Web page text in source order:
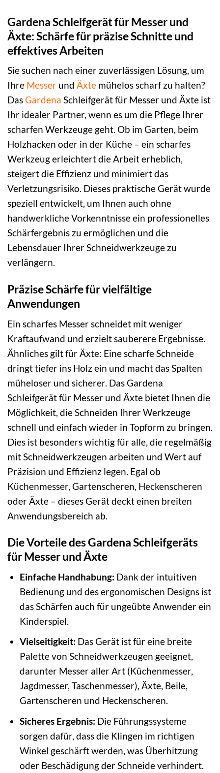
Gardena Schleifgerät für Messer und
Äxte: Schärfe für präzise Schnitte und
effektives Arbeiten
Sie suchen nach einer zuverlässigen Lösung, um
Ihre Messer und Äxte mühelos scharf zu halten?
DasGardena Schleifgerät für Messer und Äxte ist
Ihr idealer Partner, wenn es um die Pflege Ihrer
scharfen Werkzeuge geht. Ob im Garten, beim
Holzhacken oder in der Küche – ein scharfes
Werkzeug erleichtert die Arbeit erheblich,
steigert die Effizienz und minimiert das
Verletzungsrisiko. Dieses praktische Gerät wurde
speziell entwickelt, um Ihnen auch ohne
handwerkliche Vorkenntnisse ein professionelles
Schärfergebnis zu ermöglichen und die
Lebensdauer Ihrer Schneidwerkzeuge zu
verlängern.
Präzise Schärfe für vielfältige
Anwendungen
Ein scharfes Messer schneidet mit weniger
Kraftaufwand und erzielt sauberere Ergebnisse.
Ähnliches gilt für Äxte: Eine scharfe Schneide
dringt tiefer ins Holz ein und macht das Spalten
müheloser und sicherer. Das Gardena
Schleifgerät für Messer und Äxte bietet Ihnen die
Möglichkeit, die Schneiden Ihrer Werkzeuge
schnell und einfach wieder in Topform zu bringen.
Dies ist besonders wichtig für alle, die regelmäßig
mit Schneidwerkzeugen arbeiten und Wert auf
Präzision und Effizienz legen. Egal ob
Küchenmesser, Gartenscheren, Heckenscheren
oder Äxte – dieses Gerät deckt einen breiten
Anwendungsbereich ab.
Die Vorteile des Gardena Schleifgeräts
für Messer und Äxte
Einfache Handhabung: Dank der intuitiven
Bedienung und des ergonomischen Designs ist
das Schärfen auch für ungeübte Anwender ein
Kinderspiel.
Vielseitigkeit: Das Gerät ist für eine breite
Palette von Schneidwerkzeugen geeignet,
darunter Messer aller Art (Küchenmesser,
Jagdmesser, Taschenmesser), Äxte, Beile,
Gartenscheren und Heckenscheren.
Sicheres Ergebnis: Die Führungssysteme
sorgen dafür, dass die Klingen im richtigen
Winkel geschärft werden, was Überhitzung
oder Beschädigung der Schneide verhindert.